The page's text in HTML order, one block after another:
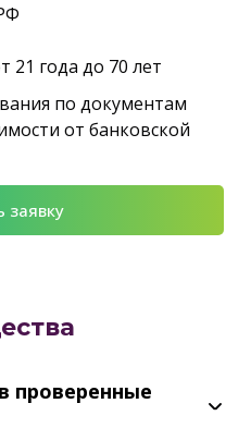
21 года до 70 лет
по документам
от банковской
заявку
проверенные